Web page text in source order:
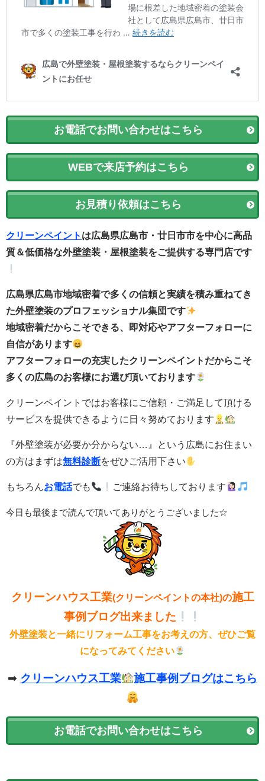
お電話でお問い合わせはこちら
WEBで来店予約はこちら
お見積り依頼はこちら
クリーンペイント は広島県広島市・廿日市市を中心に高品
質＆低価格な外壁塗装・屋根塗装をご提供する専門店です
広島県広島市地域密着で多くの信頼と実績を積み重ねてき
た外壁塗装のプロフェッショナル集団です
地域密着だからこそできる、即対応やアフターフォローに
自信があります
アフターフォローの充実したクリーンペイントだからこそ
多くの広島のお客様にお選び頂いております
クリーンペイントではお客様にご信頼・ご満足して頂ける
サービスを提供できるように日々努めております
『外壁塗装が必要か分からない…』という広島にお住まい
の方はまずは無料診断をぜひご活用下さい
もちろんお電話でも ご連絡お待ちしております
今日も最後まで読んで頂いてありがとうございました☆
クリーンハウス工業(クリーンペイントの本社)の施工
事例ブログ出来ました
外壁塗装と一緒にリフォーム工事をお考えの方、ぜひご覧
になってみてください
➡ クリーンハウス工業 施工事例ブログはこちら
お電話でお問い合わせはこちら